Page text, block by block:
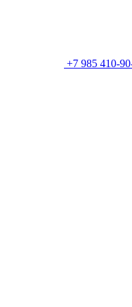
+7 985 410-